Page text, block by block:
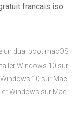
francais iso
un dual boot macOS
Windows 10 sur
10 sur Mac
Windows sur Mac